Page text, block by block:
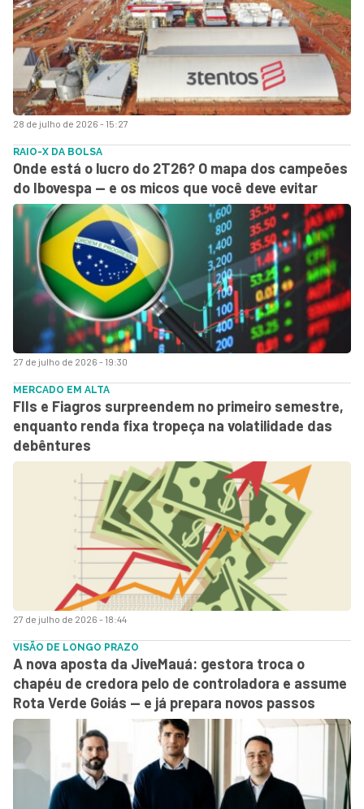
28 de julho de 2026 - 15:27
27 de julho de 2026 - 19:30
RAIO-X DA BOLSA
Onde está o lucro do 2T26? O mapa dos campeões
do Ibovespa — e os micos que você deve evitar
27 de julho de 2026 - 18:44
MERCADO EM ALTA
FIIs e Fiagros surpreendem no primeiro semestre,
enquanto renda fixa tropeça na volatilidade das
debêntures
VISÃO DE LONGO PRAZO
A nova aposta da JiveMauá: gestora troca o
chapéu de credora pelo de controladora e assume
Rota Verde Goiás — e já prepara novos passos